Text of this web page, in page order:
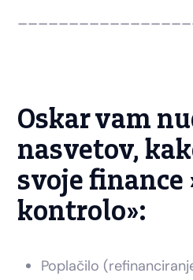
Oskar vam
nasvetov,
svoje finance
kontrolo»:
Poplačilo